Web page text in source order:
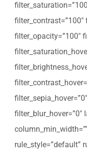
filter_contrast=”100″
filter_opacity=”100″
filter_blur_hover=”0″
rule_style=”default”